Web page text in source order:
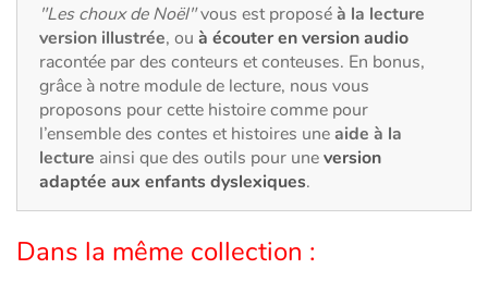
Apprentissage
Art, espace, activité
Documentaires
En famille
Quotidien et loisirs
"Les choux de Noël"vous est proposéà la lecture
version illustrée, ou à écouter en version audio
racontée par des conteurs et conteuses. En bonus,
grâce à notre module de lecture, nous vous
proposons pour cette histoire comme pour
l’ensemble des contes et histoires uneaide à la
lecture ainsi que des outils pour uneversion
adaptée aux enfants dyslexiques.
Dans la même collection :